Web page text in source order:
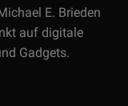
E. Brieden
auf digitale
Gadgets.